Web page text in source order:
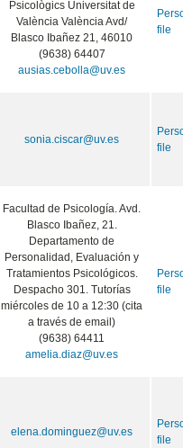
Psicològics Universitat de
València València Avd/
Blasco Ibañez 21, 46010
(9638) 64407
ausias.cebolla@uv.es
file
sonia.ciscar@uv.es
file
Facultad de Psicología. Avd.
Blasco Ibañez, 21.
Departamento de
Personalidad, Evaluación y
Tratamientos Psicológicos.
Despacho 301. Tutorías
miércoles de 10 a 12:30 (cita
a través de email)
(9638) 64411
amelia.diaz@uv.es
file
elena.dominguez@uv.es
file